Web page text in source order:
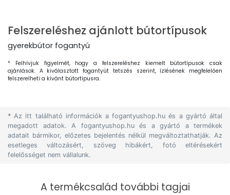
Felszereléshez ajánlott bútortípusok
gyerekbútor fogantyú
* Felhívjuk figyelmét, hogy a felszereléshez kiemelt bútortípusok csak
ajánlások. A kiválasztott fogantyút tetszés szerint, ízlésének megfelelően
felszerelheti a kívánt bútortípusra.
* Az itt található információk a fogantyushop.hu és a gyártó által
megadott adatok. A fogantyushop.hu és a gyártó a termékek
adatait bármikor, előzetes bejelentés nélkül megváltoztathatják. Az
esetleges változásért, szöveg hibákért, fotó eltérésekért
felelősséget nem vállalunk.
A termékcsalád további tagjai